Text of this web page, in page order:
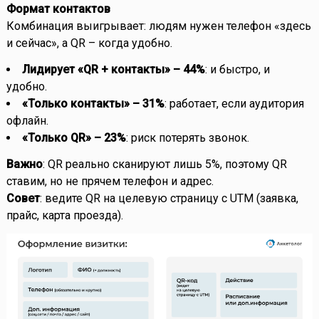
Формат контактов
Комбинация выигрывает: людям нужен телефон «здесь
и сейчас», а QR – когда удобно.
Лидирует «QR + контакты» – 44%: и быстро, и
удобно.
«Только контакты» – 31%: работает, если аудитория
офлайн.
«Только QR» – 23%: риск потерять звонок.
Важно: QR реально сканируют лишь 5%, поэтому QR
ставим, но не прячем телефон и адрес.
Совет: ведите QR на целевую страницу с UTM (заявка,
прайс, карта проезда).